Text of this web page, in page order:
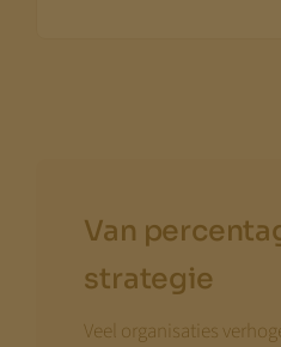
Van
strategie
Veel organisaties